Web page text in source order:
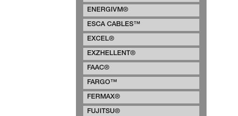
ENERGIVM®
ESCA CABLES™
EXCEL®
EXZHELLENT®
FAAC®
FARGO™
FERMAX®
FUJITSU®